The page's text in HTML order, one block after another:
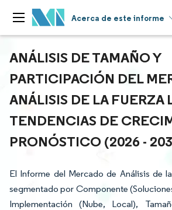
Acerca de este informe
ANÁLISIS DE TAMAÑO Y
PARTICIPACIÓN DEL
ANÁLISIS DE LA FUERZA
TENDENCIAS DE
PRONÓSTICO (2026 -
El Informe del Mercado de Análisis de
segmentado por Componente
Implementación (Nube, Local),